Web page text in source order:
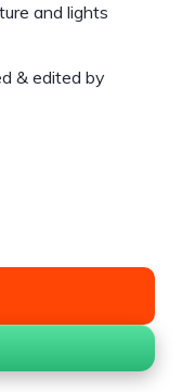
and lights
& edited by